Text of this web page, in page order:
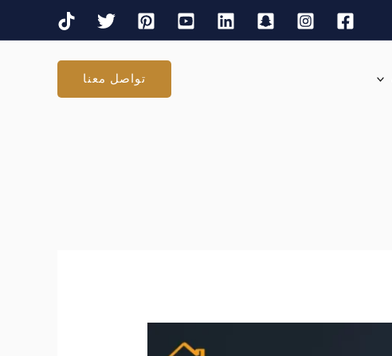
تواصل معنا